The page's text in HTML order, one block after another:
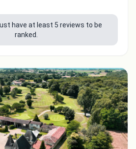
have at least 5 reviews to be
ranked.
Close